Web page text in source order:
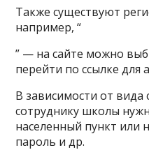
Также существуют
например, “
” — на сайте можно
перейти по ссылке для
В зависимости от вида
сотруднику школы
населенный пункт или
пароль и др.